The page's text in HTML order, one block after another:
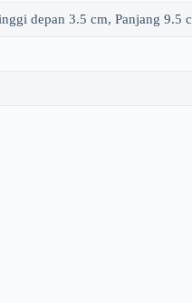
depan 3.5 cm, Panjang 9.5